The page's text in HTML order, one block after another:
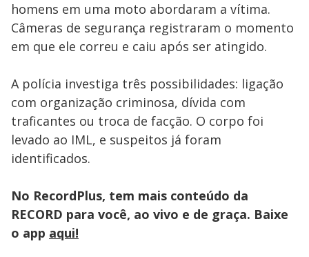
homens em uma moto abordaram a vítima.
Câmeras de segurança registraram o momento
em que ele correu e caiu após ser atingido.
A polícia investiga três possibilidades: ligação
com organização criminosa, dívida com
traficantes ou troca de facção. O corpo foi
levado ao IML, e suspeitos já foram
identificados.
No RecordPlus, tem mais conteúdo da
RECORD para você, ao vivo e de graça. Baixe
o app aqui!